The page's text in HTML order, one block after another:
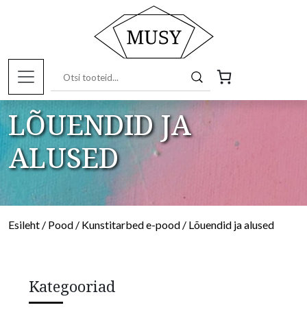
LÕUENDID JA
ALUSED
Esileht / Pood / Kunstitarbed e-pood / Lõuendid ja alused
Kategooriad